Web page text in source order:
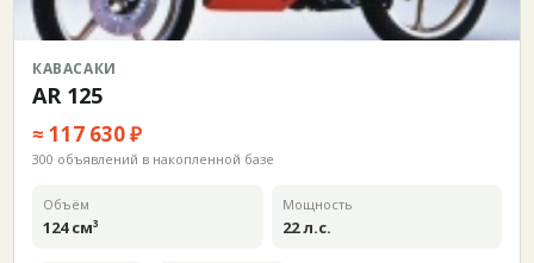
КАВАСАКИ
AR 125
≈ 117 630 ₽
300 объявлений в накопленной базе
Объём
124 см³
Мощность
22 л.с.